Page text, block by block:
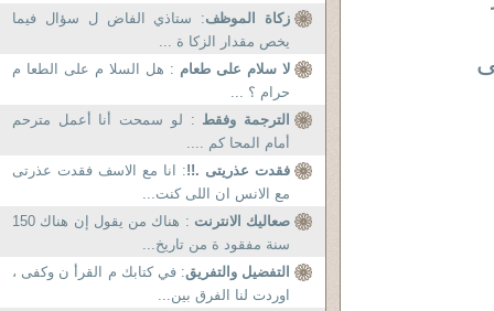
زكاة الموظف: ستاذي الفاض ل سؤال فيما
يخص مقدار الزكا ة ...
لا سلام على طعام : هل السلا م على الطعا م
حرام ؟ ...
الترجمة وفقط : لو سمحت أنا أعمل مترحم
أمام المحا كم ....
فقدت عذريتى .!!: انا مع الاسف فقدت عذرتى
مع الانس ان اللى كنت...
صعاليك الانترنت
: هناك من يقول إن هناك 150
سنة مفقود ة من تاريخ...
التفضيل والتفريق: في كتابك م القرأ ن وكفى ،
اوردت لنا الفرق بين...